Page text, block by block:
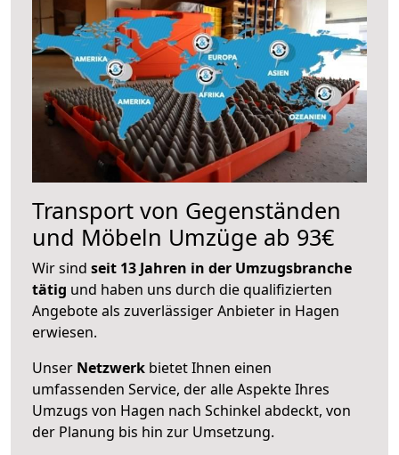
Transport von Gegenständen
und Möbeln Umzüge ab 93€
Wir sind seit 13 Jahren in der Umzugsbranche
tätig und haben uns durch die qualifizierten
Angebote als zuverlässiger Anbieter in Hagen
erwiesen.
Unser Netzwerk bietet Ihnen einen
umfassenden Service, der alle Aspekte Ihres
Umzugs von Hagen nach Schinkel abdeckt, von
der Planung bis hin zur Umsetzung.